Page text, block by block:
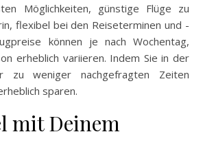
Möglichkeiten, günstige Flüge zu
flexibel bei den Reiseterminen und -
können je nach Wochentag,
erheblich variieren. Indem Sie in der
zu weniger nachgefragten Zeiten
sparen.
mit Deinem